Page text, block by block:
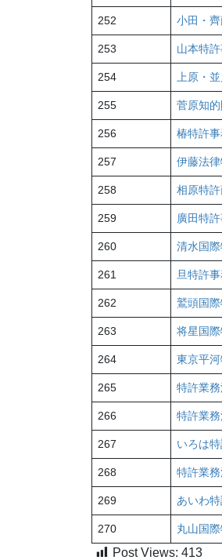
252 小田・
253 山本特
254 上原・
255 菅原知
256 椿特許
257 伊藤法
258 相原特
259 廣田特
260 清水国
261 旦特許
262 鷲頭国
263 将星国
264 東京平
265 特許業
266 特許業
267 いろは
268 特許業
269 あいわ
270 丸山国
Post Views: 413